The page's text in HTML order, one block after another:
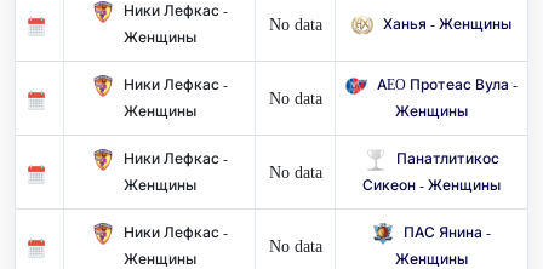
Ники Лефкас -
Женщины
No data Ханья - Женщины
Ники Лефкас -
Женщины
No data
AEO Протеас Вула -
Женщины
Ники Лефкас -
Женщины
No data
Панатлитикос
Сикеон - Женщины
Ники Лефкас -
Женщины
No data
ПАС Янина -
Женщины